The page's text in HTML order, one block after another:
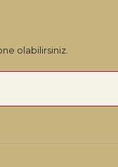
olabilirsiniz.